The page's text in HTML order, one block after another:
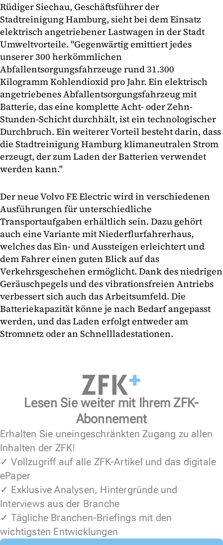
Rüdiger Siechau, Geschäftsführer der
Stadtreinigung Hamburg, sieht bei dem Einsatz
elektrisch angetriebener Lastwagen in der Stadt
Umweltvorteile. "Gegenwärtig emittiert jedes
unserer 300 herkömmlichen
Abfallentsorgungsfahrzeuge rund 31.300
Kilogramm Kohlendioxid pro Jahr. Ein elektrisch
angetriebenes Abfallentsorgungsfahrzeug mit
Batterie, das eine komplette Acht- oder Zehn-
Stunden-Schicht durchhält, ist ein technologischer
Durchbruch. Ein weiterer Vorteil besteht darin, dass
die Stadtreinigung Hamburg klimaneutralen Strom
erzeugt, der zum Laden der Batterien verwendet
werden kann."
Der neue Volvo FE Electric wird in verschiedenen
Ausführungen für unterschiedliche
Transportaufgaben erhältlich sein. Dazu gehört
auch eine Variante mit Niederflurfahrerhaus,
welches das Ein- und Aussteigen erleichtert und
dem Fahrer einen guten Blick auf das
Verkehrsgeschehen ermöglicht. Dank des niedrigen
Geräuschpegels und des vibrationsfreien Antriebs
verbessert sich auch das Arbeitsumfeld. Die
Batteriekapazität könne je nach Bedarf angepasst
werden, und das Laden erfolgt entweder am
Stromnetz oder an Schnellladestationen.
Lesen Sie weiter mit Ihrem ZFK-
Abonnement
Erhalten Sie uneingeschränkten Zugang zu allen
Inhalten der ZFK!
✓ Vollzugriff auf alle ZFK-Artikel und das digitale
ePaper
✓ Exklusive Analysen, Hintergründe und
Interviews aus der Branche
✓ Tägliche Branchen-Briefings mit den
wichtigsten Entwicklungen